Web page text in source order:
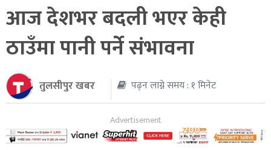
अर्थ
संवाद
मनोरञ्जन
आज देशभर बदली भएर केही
ठाउँमा पानी पर्ने संभावना
तुलसीपुर खबर पढ्न लाग्ने समय : १ मिनेट